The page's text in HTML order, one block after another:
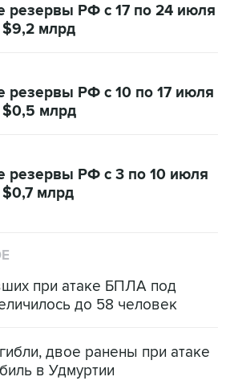
резервы РФ с 17 по 24 июля
$9,2 млрд
РФ с 10 по 17 июля
$0,5 млрд
резервы РФ с 3 по 10 июля
млрд
при атаке БПЛА под
до 58 человек
двое ранены при атаке
в Удмуртии